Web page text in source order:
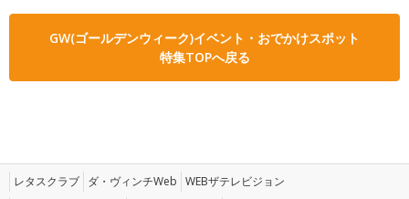
GW(ゴールデンウィーク)イベント・おでかけスポット
特集TOPへ戻る
レタスクラブ ダ・ヴィンチWeb WEBザテレビジョン